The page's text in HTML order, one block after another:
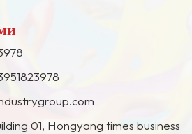
и
Азии, Японии, Южной
регионах.
01, Hongyang times business